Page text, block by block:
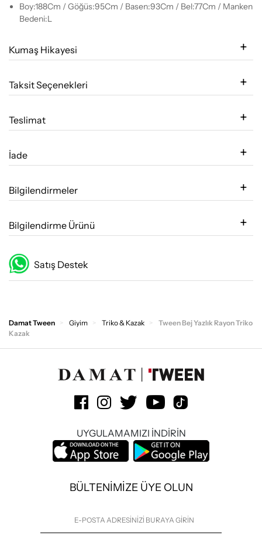
Boy:188Cm / Göğüs:95Cm / Basen:93Cm / Bel:77Cm / Manken
Bedeni:L
Kumaş Hikayesi
Taksit Seçenekleri
Teslimat
İade
Bilgilendirmeler
Bilgilendirme Ürünü
Satış Destek
Damat Tween Giyim Triko & Kazak
Tween Bej Yazlık Rayon Triko
Kazak
UYGULAMAMIZI İNDİRİN
BÜLTENİMİZE ÜYE OLUN